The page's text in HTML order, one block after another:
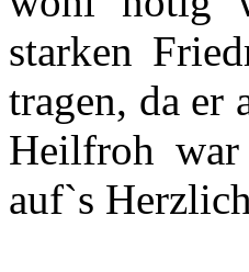
starken
tragen, da er
Heilfroh
auf`s